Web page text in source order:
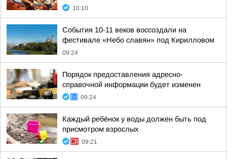
10:10
События 10-11 веков воссоздали на
фестивале «Небо славян» под Кирилловом
09:24
Порядок предоставления адресно-
справочной информации будет изменен
09:24
Каждый ребёнок у воды должен быть под
присмотром взрослых
09:21